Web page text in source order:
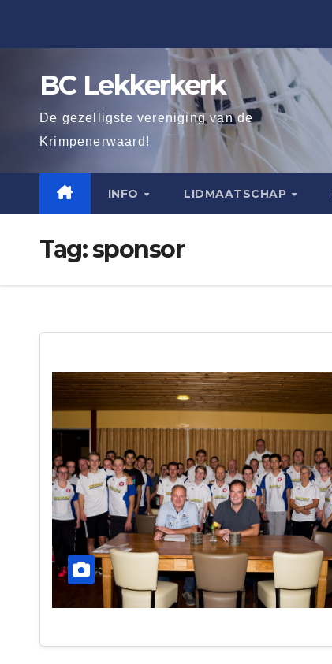
BC Lekkerkerk
De gezelligste vereniging van de
Krimpenerwaard!
INFO LIDMAATSCHAP
Tag:sponsor